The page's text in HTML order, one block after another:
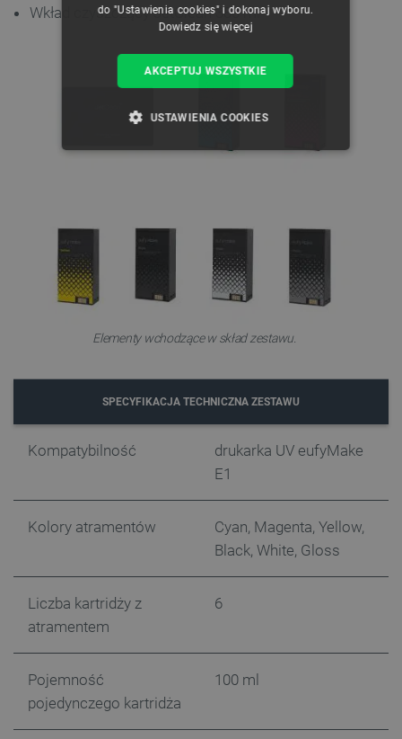
Wkład czyszczący JetClean 380 ml
Elementy wchodzące w skład zestawu.
SPECYFIKACJA TECHNICZNA ZESTAWU
Kompatybilność
drukarka UV eufyMake
E1
Kolory atramentów
Cyan, Magenta, Yellow,
Black, White, Gloss
Liczba kartridży z
atramentem
6
Pojemność
pojedynczego kartridża
100 ml
do "Ustawienia cookies" i dokonaj wyboru.
Dowiedz się więcej
AKCEPTUJ WSZYSTKIE
USTAWIENIA COOKIES
FUNKCJONALNOŚĆ
podstawowych funkcji strony internetowej, takich
Bez niezbędnych plików cookie nie można
prawidłowo korzystać ze strony internetowej.